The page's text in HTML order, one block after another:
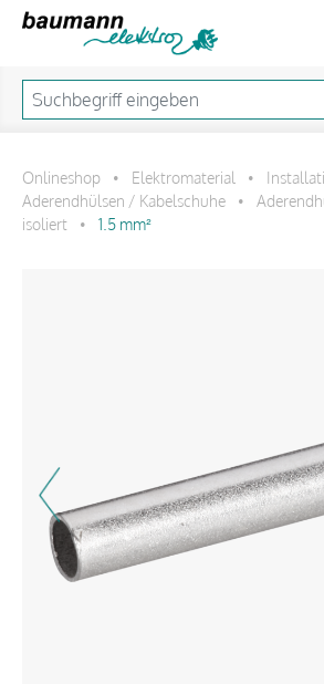
Onlineshop • Elektromaterial •
Aderendhülsen / Kabelschuhe
•
isoliert
• 1.5 mm²